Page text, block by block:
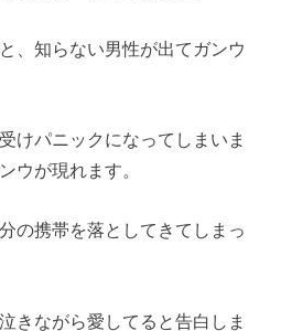
、知らない男性が出てガンウ
けパニックになってしまいま
ウが現れます。
の携帯を落としてきてしまっ
きながら愛してると告白しま